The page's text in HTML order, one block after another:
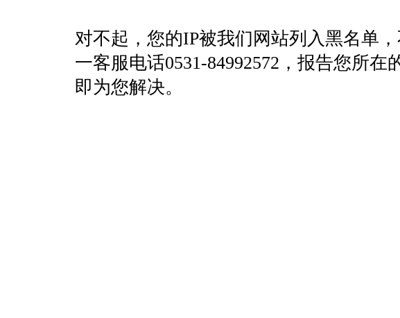
对不起，您的IP被我们网站列入黑名单
一客服电话0531-84992572，报告您所
即为您解决。